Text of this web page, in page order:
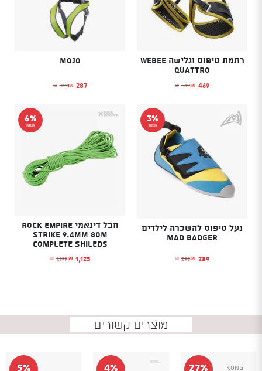
רתמת טיפוס וגלישה WEBEE
QUATTRO
₪ 519
המחיר המקורי היה: ₪519.₪ 469 המחיר הנוכחי הוא: ₪469.
Mojo
₪ 319
המחיר המקורי היה: ₪319.₪ 287 המחיר הנוכחי הוא: ₪287.
3%
הנחה
נעל טיפוס להשכרה לילדים
MAD BADGER
₪ 299
המחיר המקורי היה: ₪299.₪ 289 המחיר הנוכחי הוא: ₪289.
6%
הנחה
חבל דינאמי Rock empire
strike 9.4MM 80M
Complete Shileds
₪ 1,199
המחיר המקורי היה: ₪1,199.₪ 1,125 המחיר הנוכחי הוא: ₪1,125.
מוצרים קשורים
27% Kong
4%
5%